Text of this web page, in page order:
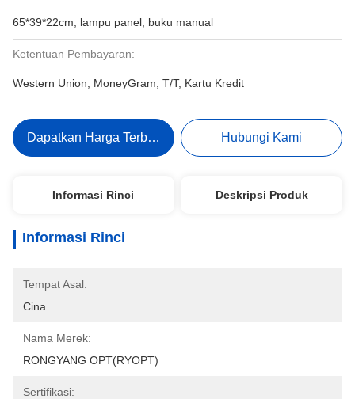
65*39*22cm, lampu panel, buku manual
Ketentuan Pembayaran:
Western Union, MoneyGram, T/T, Kartu Kredit
Dapatkan Harga Terbaik Hubungi Kami
Informasi Rinci Deskripsi Produk
Informasi Rinci
Tempat Asal:
Cina
Nama Merek:
RONGYANG OPT(RYOPT)
Sertifikasi: